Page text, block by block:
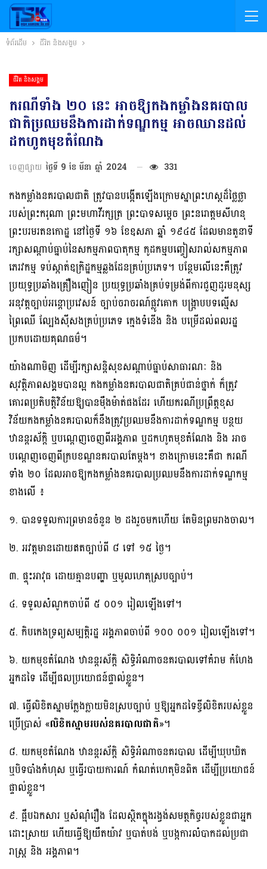
ទំព័រដើម ជីវិត និងសង្គម
ជីវិត និងសង្គម
ករណីទាំង ២០ នេះ អាចឱ្យកងកម្លាំងនគរបាល
ជាតិប្រឈមនឹងការដាក់ទណ្ឌកម្ម អាចឈានដល់
ដកហូតមុខតំណែង
ចេញផ្សាយ ថ្ងៃទី 9 ខែ មីនា ឆ្នាំ 2024 331
កងកម្លាំងនគរបាលជាតិ ត្រូវបានបង្កើតឡើងក្រោមស្នាព្រះហស្ថដ៏ថ្លៃថ្លា
របស់ព្រះករុណា ព្រះមហាវីរក្សត្រ ព្រះបាទសម្តេច ព្រះនរោត្តមសីហនុ
ព្រះបរមរតនកោដ្ឋ នៅថ្ងៃទី ១៦ ខែឧសភា ឆ្នាំ ១៩៤៥ ដែលមានតួនាទី
រក្សាសណ្តាប់ធ្នាប់នៃសកម្មភាពបាតុកម្ម កូដកម្មបញ្ចៀសរាល់សកម្មភាព
ភេរវកម្ម ទប់ស្កាត់ឧក្រិដ្ឋកម្មឆ្លងដែនគ្រប់ប្រភេទ។ បន្ថែមលើនេះគឺត្រូវ
ប្រយុទ្ធប្រឆាំងគ្រឿងញៀន ប្រយុទ្ធប្រឆាំងគ្រប់ទម្រង់ពីការជួញដូរមនុស្ស
អនុវត្តច្បាប់អន្តោប្រវេសន៍ ច្បាប់ចរាចរណ៍ផ្លូវគោក បង្ក្រាបបទល្មើស
ព្រៃឈើ ល្បែងស៊ីសងគ្រប់ប្រភេទ ក្មេងទំនើង និង បម្រើដល់ពលរដ្ឋ
ប្រកបដោយគុណធម៌។
យ៉ាងណាមិញ ដើម្បីរក្សាសន្តិសុខសណ្ដាប់ធ្នាប់សាធារណៈ និង
សុវត្ថិភាពសង្គមបានល្អ កងកម្លាំងនគរបាលជាតិគ្រប់ជាន់ថ្នាក់ ក៏ត្រូវ
គោរពប្រតិបត្តិវិន័យឱ្យបានម៉ឺងម៉ាត់ផងដែរ ហើយករណីប្រព្រឹត្តខុស
វិន័យកងកម្លាំងនគរបាលក៏នឹងត្រូវប្រឈមនឹងការដាក់ទណ្ឌកម្ម បន្ថយ
ឋានន្តរស័ក្តិ ឬបណ្ដេញចេញពីអង្គភាព ឬដកហូតមុខតំណែង និង អាច
បណ្ដេញចេញពីក្របខណ្ឌនគរបាលតែម្ដង។ ខាងក្រោមនេះគឺជា ករណី
ទាំង ២០ ដែលអាចឱ្យកងកម្លាំងនគរបាលប្រឈមនឹងការដាក់ទណ្ឌកម្ម
ខាងលើ ៖
១. បានទទួលការព្រមានចំនួន ២ ដងរួចមកហើយ តែមិនព្រមរាងចាល។
២. អវត្តមានដោយឥតច្បាប់ពី ៨ ទៅ ១៥ ថ្ងៃ។
៣. ផ្ទុះអាវុធ ដោយគ្មានបញ្ហា ឬមូលហេតុស្របច្បាប់។
៤. ទទួលសំណូកចាប់ពី ៥ ០០១ រៀលឡើងទៅ។
៥. កិបកេងទ្រព្យសម្បតិ្តរដ្ឋ អង្គភាពចាប់ពី ១០០ ០០១ រៀលឡើងទៅ។
៦. យកមុខតំណែង ឋានន្តរស័ក្តិ សិទ្ធិអំណាចនគរបាលទៅគំរាម កំហែង
អ្នកដទៃ ដើម្បីផលប្រយោជន៍ផ្ទាល់ខ្លួន។
៧. ធ្វើលិខិតស្នាមក្លែងក្លាយមិនស្របច្បាប់ ឬឱ្យអ្នកដទៃខ្ចីលិខិតរបស់ខ្លួន
ប្រើប្រាស់ «លិខិតស្នាមរបស់នគរបាលជាតិ»។
៨. យកមុខតំណែង ឋានន្តរស័ក្ដិ សិទ្ធិអំណាចនគរបាល ដើម្បីឃុបឃិត
ឬបិទបាំងកំហុស ឬធ្វើរបាយការណ៍ កំណត់ហេតុមិនពិត ដើម្បីប្រយោជន៍
ផ្ទាល់ខ្លួន។
៩. ផ្អឹបឯកសារ ឬសំណុំរឿង ដែលស្ថិតក្នុងរង្វង់សមត្ថកិច្ចរបស់ខ្លួនជាអ្នក
ដោះស្រាយ ហើយធ្វើឱ្យយឺតយ៉ាវ ឬបាត់បង់ ឬបង្កការលំបាកដល់ប្រជា
រាស្រ្ត និង អង្គភាព។